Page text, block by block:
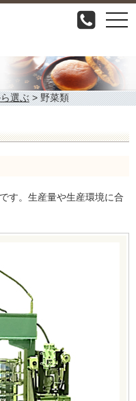
選ぶ > 野菜類
す。生産量や生産環境に合